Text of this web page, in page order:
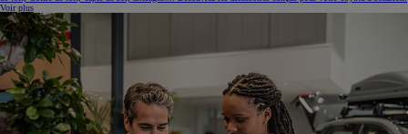
Voir plus